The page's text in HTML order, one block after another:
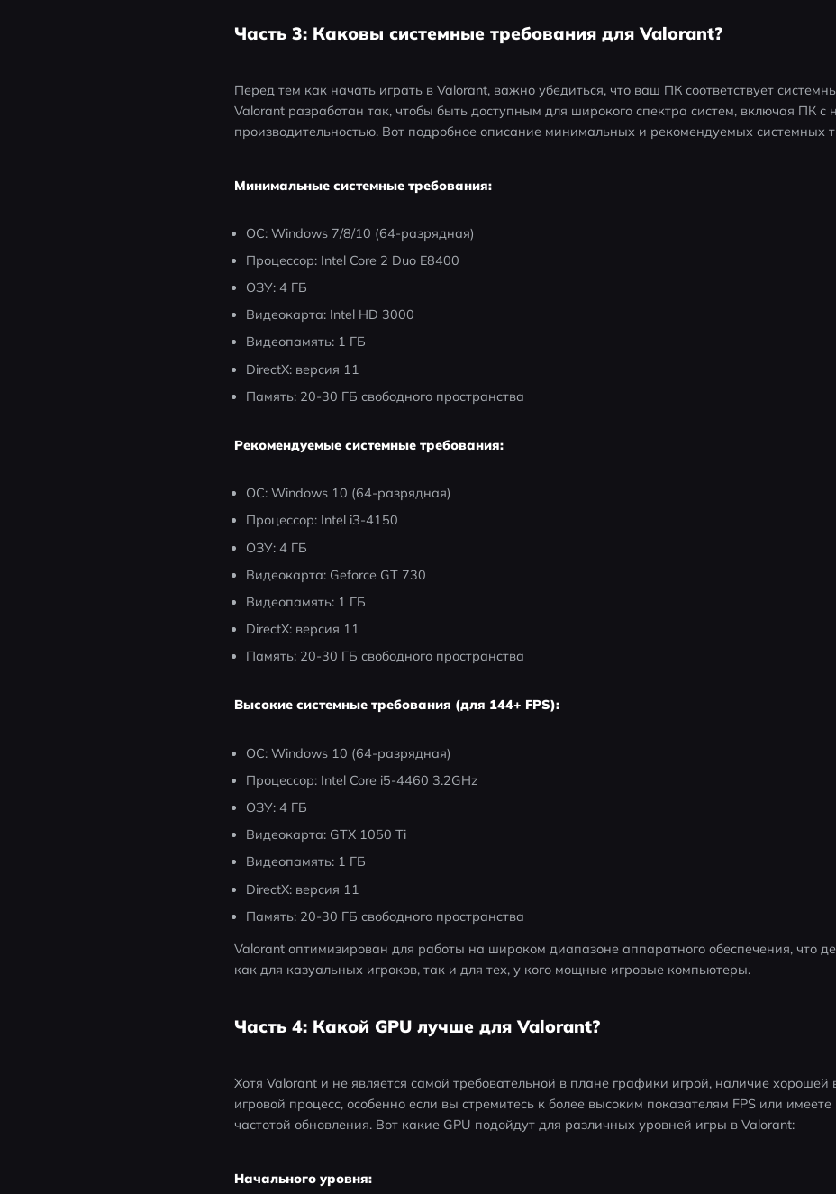
Часть 3: Каковы системные требования для Valorant?
Перед тем как начать играть в Valorant, важно убедиться, что ваш ПК соответствует
Valorant разработан так, чтобы быть доступным для широкого спектра систем, включая ПК с
производительностью. Вот подробное описание минимальных и рекомендуемых системных
Минимальные системные требования:
ОС: Windows 7/8/10 (64-разрядная)
Процессор: Intel Core 2 Duo E8400
ОЗУ: 4 ГБ
Видеокарта: Intel HD 3000
Видеопамять: 1 ГБ
DirectX: версия 11
Память: 20-30 ГБ свободного пространства
Рекомендуемые системные требования:
ОС: Windows 10 (64-разрядная)
Процессор: Intel i3-4150
ОЗУ: 4 ГБ
Видеокарта: Geforce GT 730
Видеопамять: 1 ГБ
DirectX: версия 11
Память: 20-30 ГБ свободного пространства
Высокие системные требования (для 144+ FPS):
ОС: Windows 10 (64-разрядная)
Процессор: Intel Core i5-4460 3.2GHz
ОЗУ: 4 ГБ
Видеокарта: GTX 1050 Ti
Видеопамять: 1 ГБ
DirectX: версия 11
Память: 20-30 ГБ свободного пространства
Valorant оптимизирован для работы на широком диапазоне аппаратного обеспечения, что
как для казуальных игроков, так и для тех, у кого мощные игровые компьютеры.
Часть 4: Какой GPU лучше для Valorant?
Хотя Valorant и не является самой требовательной в плане графики игрой, наличие
игровой процесс, особенно если вы стремитесь к более высоким показателям FPS или
частотой обновления. Вот какие GPU подойдут для различных уровней игры в Valorant:
Начального уровня: